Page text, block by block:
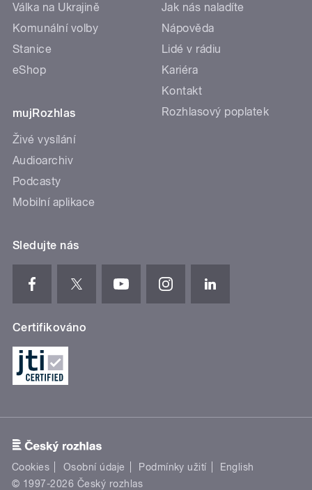
Válka na Ukrajině
Komunální volby
Stanice
eShop
mujRozhlas
Živé vysílání
Audioarchiv
Podcasty
Mobilní aplikace
Jak nás naladíte
Nápověda
Lidé v rádiu
Kariéra
Kontakt
Rozhlasový poplatek
Sledujte nás
Certifikováno
Cookies Osobní údaje Podmínky užití
English
© 1997-2026 Český rozhlas